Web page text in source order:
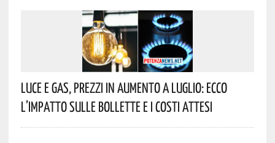
Luce E Gas, Prezzi In Aumento A Luglio: Ecco
L’impatto Sulle Bollette E I Costi Attesi